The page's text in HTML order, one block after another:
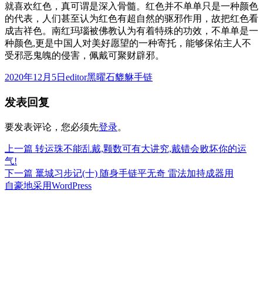
就喜欢红色，真可谓是深入骨髓。红色并不单单只是一种颜色
的代表，人们甚至认为红色有超自然的驱邪作用，故把红色看
成吉祥色。南红玛瑙被佛教认为有着特殊的功效，不单单是一
种颜色,更是中国人对美好愿望的一种寄托，能够保佑主人不
受邪恶鬼魄的侵害，佩戴可聚财辟邪。
发
于
2020年12月5日 作
editor分
黑曜石貔貅手链
发表回复
要发表评论，您必须先登录。
文
章
导
上一篇 上
文
章：
转运珠不能乱戴,颗数可有大讲究,戴错会败坏你的运
气!
下一篇 下
篇
鼍城习步记(十) 随身手链平无奇 雷法加持成器用
自豪地采用WordPress